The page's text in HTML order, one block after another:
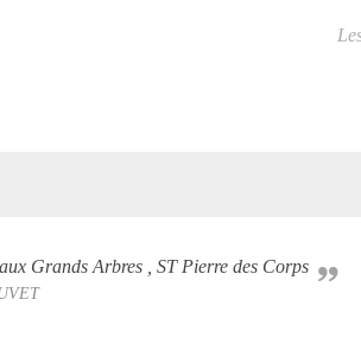
Grands Arbres , ST Pierre des Corps